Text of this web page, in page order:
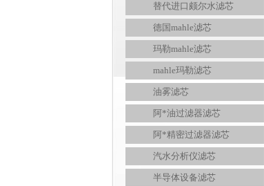
替代进口颇尔水滤芯
德国mahle滤芯
玛勒mahle滤芯
mahle玛勒滤芯
油雾滤芯
阿*油过滤器滤芯
阿*精密过滤器滤芯
汽水分析仪滤芯
半导体设备滤芯